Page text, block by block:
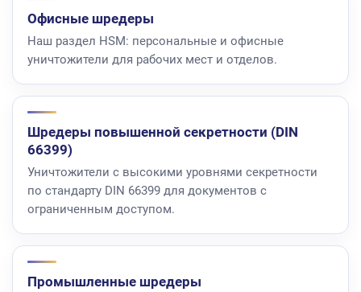
Офисные шредеры
Наш раздел HSM: персональные и офисные
уничтожители для рабочих мест и отделов.
Шредеры повышенной секретности (DIN
66399)
Уничтожители с высокими уровнями секретности
по стандарту DIN 66399 для документов с
ограниченным доступом.
Промышленные шредеры